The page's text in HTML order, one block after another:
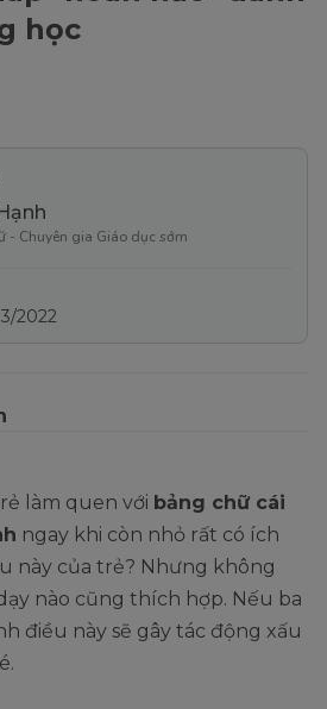
học
- Chuyên gia Giáo dục sớm
2022
làm quen với bảng chữ cái
ngay khi còn nhỏ rất có ích
này của trẻ? Nhưng không
nào cũng thích hợp. Nếu ba
điều này sẽ gây tác động xấu